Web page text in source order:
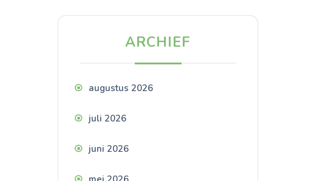
ARCHIEF
augustus 2026
juli 2026
juni 2026